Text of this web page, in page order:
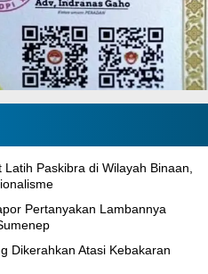
Paskibra di Wilayah Binaan,
Pertanyakan Lambannya
Dikerahkan Atasi Kebakaran